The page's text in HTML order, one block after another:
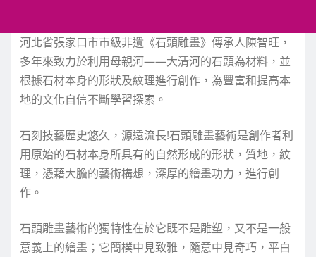
河北省張家口市市級非遺《石頭雕畫》傳承人陳智旺，
多年來致力於利用母親河——大清河的石頭為材料，並
根據石材本身的形狀及紋理進行創作，為豐富和提高本
地的文化自信不斷學習探索。
石刻技藝歷史悠久，源遠流長!石頭雕畫藝術是創作者利
用原始的石材本身所具有的自然形成的形狀，質地，紋
理，憑藉大膽的藝術構想，深厚的繪畫功力，進行創
作。
石頭雕畫藝術的獨特性在於它既不是雕塑，又不是一般
意義上的繪畫；它簡樸中見致雅，隨意中見奇巧，平白